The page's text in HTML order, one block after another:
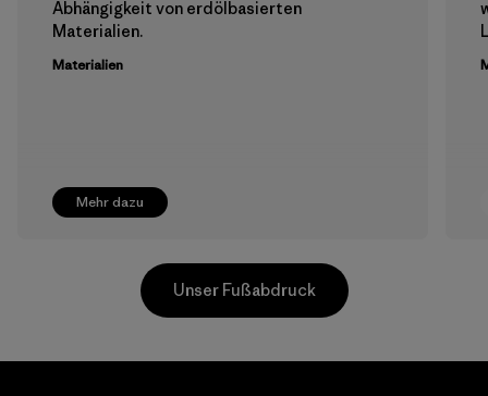
Mehr dazu
Abhängigkeit von erdölbasierten
Materialien.
Materialien
Unser Fußabdruck